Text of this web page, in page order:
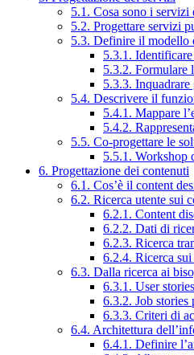
5.1. Cosa sono i servizi
5.2. Progettare servizi
5.3. Definire il modello
5.3.1.
5.3.2. Formulare
5.3.3.
5.4. Descrivere il
5.4.1. Mappare
5.4.2.
5.5. Co-progettare le
5.5.1. Workshop
6. Progettazione dei contenuti
6.1. Cos’è il content
6.2. Ricerca utente sui
6.2.1. Content
6.2.2. Dati di
6.2.3. Ricerca
6.2.4. Ricerca
6.3. Dalla ricerca ai
6.3.1. User
6.3.2. Job stories
6.3.3. Criteri di
6.4. Architettura
6.4.1. Definire